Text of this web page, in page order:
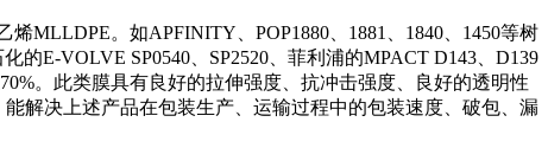
MLLDPE。如APFINITY、POP1880、1881、1840、1450等树
E-VOLVE SP0540、SP2520、菲利浦的MPACT D143、D139
。此类膜具有良好的拉伸强度、抗冲击强度、良好的透明性
解决上述产品在包装生产、运输过程中的包装速度、破包、漏